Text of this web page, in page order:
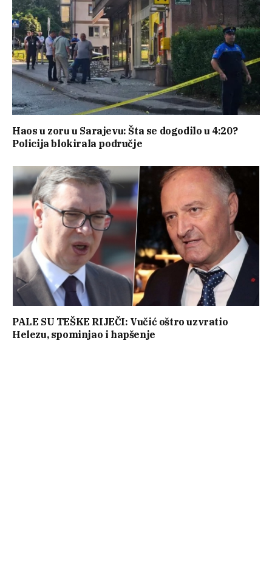
Haos u zoru u Sarajevu: Šta se dogodilo u 4:20?
Policija blokirala područje
PALE SU TEŠKE RIJEČI: Vučić oštro uzvratio
Helezu, spominjao i hapšenje